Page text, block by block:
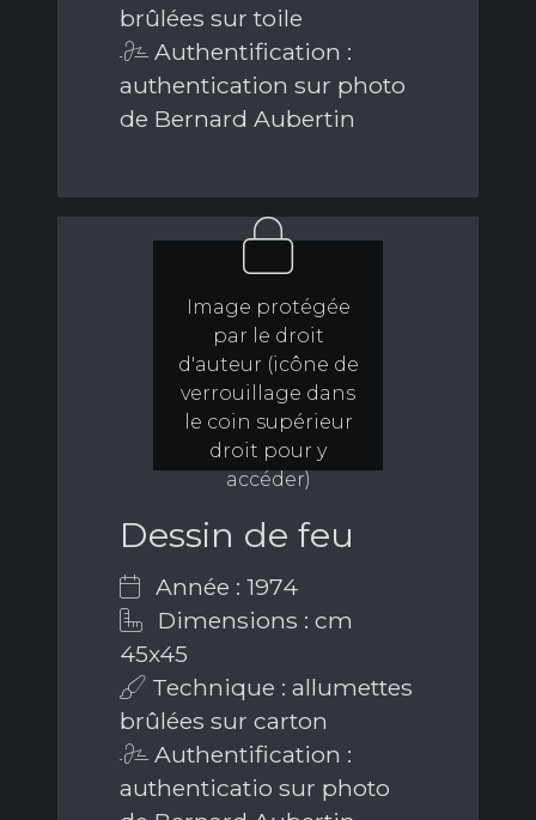
brûlées sur toile
Authentification :
authentication sur photo
de Bernard Aubertin
Image protégée
par le droit
d'auteur (icône de
verrouillage dans
le coin supérieur
droit pour y
accéder)
Dessin de feu
Année : 1974
Dimensions : cm
45x45
Technique : allumettes
brûlées sur carton
Authentification :
authenticatio sur photo